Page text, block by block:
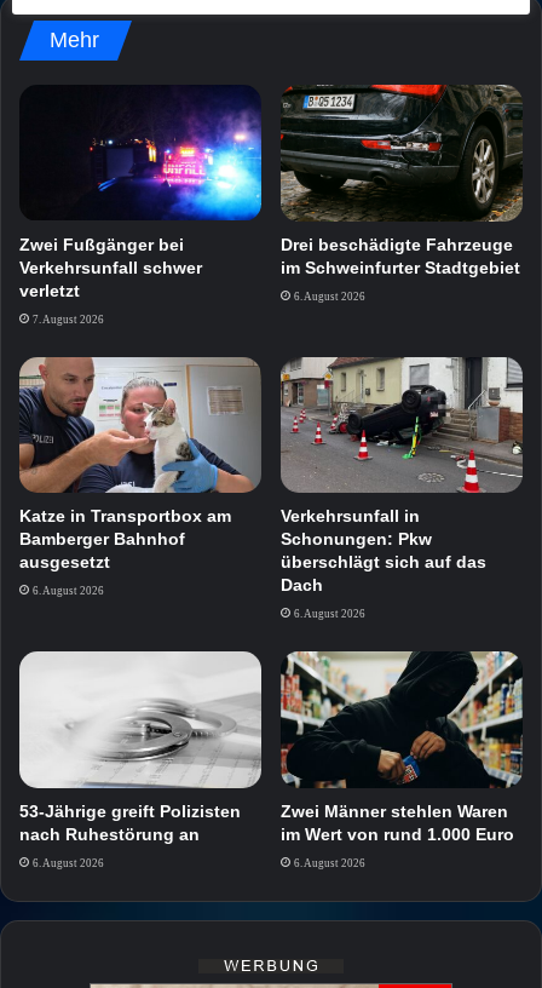
Mehr
Zwei Fußgänger bei
Verkehrsunfall schwer
verletzt
7. August 2026
Drei beschädigte Fahrzeuge
im Schweinfurter Stadtgebiet
6. August 2026
Katze in Transportbox am
Bamberger Bahnhof
ausgesetzt
6. August 2026
Verkehrsunfall in
Schonungen: Pkw
überschlägt sich auf das
Dach
6. August 2026
53-Jährige greift Polizisten
nach Ruhestörung an
6. August 2026
Zwei Männer stehlen Waren
im Wert von rund 1.000 Euro
6. August 2026